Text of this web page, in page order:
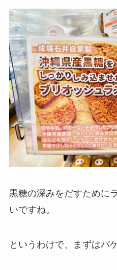
黒糖の深みをだすために
いですね。
というわけで、まずはパ